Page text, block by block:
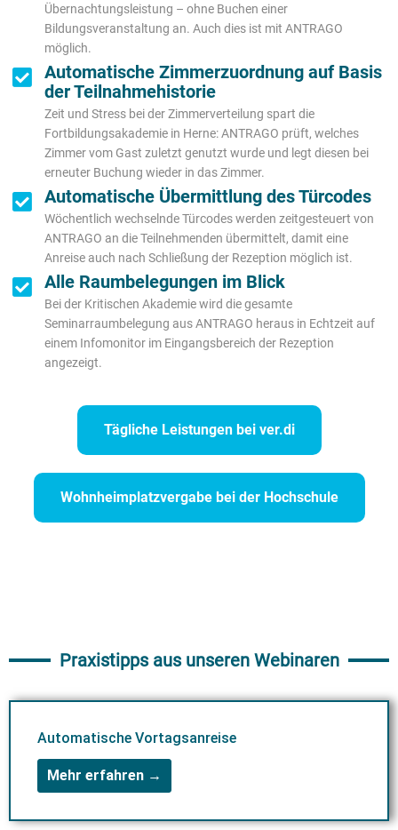
Übernachtungsleistung – ohne Buchen einer
Bildungsveranstaltung an. Auch dies ist mit ANTRAGO
möglich.
Automatische Zimmerzuordnung auf Basis
der Teilnahmehistorie
Zeit und Stress bei der Zimmerverteilung spart die
Fortbildungsakademie in Herne: ANTRAGO prüft, welches
Zimmer vom Gast zuletzt genutzt wurde und legt diesen bei
erneuter Buchung wieder in das Zimmer.
Automatische Übermittlung des Türcodes
Wöchentlich wechselnde Türcodes werden zeitgesteuert von
ANTRAGO an die Teilnehmenden übermittelt, damit eine
Anreise auch nach Schließung der Rezeption möglich ist.
Alle Raumbelegungen im Blick
Bei der Kritischen Akademie wird die gesamte
Seminarraumbelegung aus ANTRAGO heraus in Echtzeit auf
einem Infomonitor im Eingangsbereich der Rezeption
angezeigt.
Tägliche Leistungen bei ver.di
Wohnheimplatzvergabe bei der Hochschule
Praxistipps aus unseren Webinaren
Automatische Vortagsanreise
Mehr erfahren →